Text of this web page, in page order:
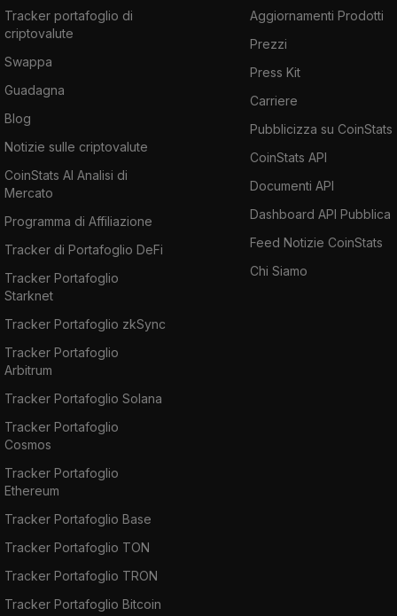
Tracker portafoglio di
criptovalute
Swappa
Guadagna
Blog
Notizie sulle criptovalute
CoinStats AI Analisi di
Mercato
Programma di Affiliazione
Tracker di Portafoglio DeFi
Tracker Portafoglio
Starknet
Tracker Portafoglio zkSync
Tracker Portafoglio
Arbitrum
Tracker Portafoglio Solana
Tracker Portafoglio
Cosmos
Tracker Portafoglio
Ethereum
Tracker Portafoglio Base
Tracker Portafoglio TON
Tracker Portafoglio TRON
Tracker Portafoglio Bitcoin
Aggiornamenti Prodotti
Prezzi
Press Kit
Carriere
Pubblicizza su CoinStats
CoinStats API
Documenti API
Dashboard API Pubblica
Feed Notizie CoinStats
Chi Siamo